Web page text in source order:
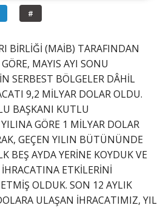
#
BİRLİĞİ (MAİB) TARAFINDAN
MAYIS AYI SONU
SERBEST BÖLGELER DÂHİL
9,2 MİLYAR DOLAR OLDU.
BAŞKANI KUTLU
GÖRE 1 MİLYAR DOLAR
GEÇEN YILIN BÜTÜNÜNDE
BEŞ AYDA YERİNE KOYDUK VE
ETKİLERİNİ
OLDUK. SON 12 AYLIK
ULAŞAN İHRACATIMIZ, YIL